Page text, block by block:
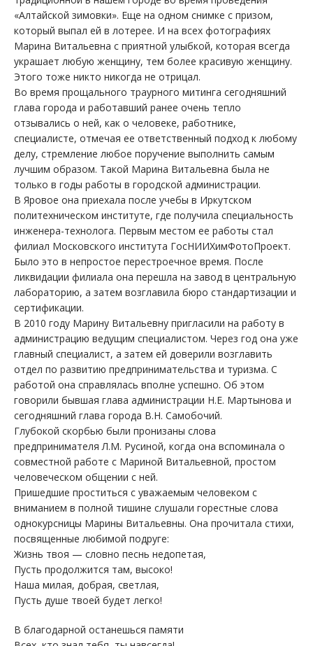
«Алтайской зимовки». Еще на одном снимке с призом,
который выпал ей в лотерее. И на всех фотографиях
Марина Витальевна с приятной улыбкой, которая всегда
украшает любую женщину, тем более красивую женщину.
Этого тоже никто никогда не отрицал.
Во время прощального траурного митинга сегодняшний
глава города и работавший ранее очень тепло
отзывались о ней, как о человеке, работнике,
специалисте, отмечая ее ответственный подход к любому
делу, стремление любое поручение выполнить самым
лучшим образом. Такой Марина Витальевна была не
только в годы работы в городской администрации.
В Яровое она приехала после учебы в Иркутском
политехническом институте, где получила специальность
инженера-технолога. Первым местом ее работы стал
филиал Московского института ГосНИИХимФотоПроект.
Было это в непростое перестроечное время. После
ликвидации филиала она перешла на завод в центральную
лабораторию, а затем возглавила бюро стандартизации и
сертификации.
В 2010 году Марину Витальевну пригласили на работу в
администрацию ведущим специалистом. Через год она уже
главный специалист, а затем ей доверили возглавить
отдел по развитию предпринимательства и туризма. С
работой она справлялась вполне успешно. Об этом
говорили бывшая глава администрации Н.Е. Мартынова и
сегодняшний глава города В.Н. Самобочий.
Глубокой скорбью были пронизаны слова
предпринимателя Л.М. Русиной, когда она вспоминала о
совместной работе с Мариной Витальевной, простом
человеческом общении с ней.
Пришедшие проститься с уважаемым человеком с
вниманием в полной тишине слушали горестные слова
однокурсницы Марины Витальевны. Она прочитала стихи,
посвященные любимой подруге:
Жизнь твоя — словно песнь недопетая,
Пусть продолжится там, высоко!
Наша милая, добрая, светлая,
Пусть душе твоей будет легко!
В благодарной останешься памяти